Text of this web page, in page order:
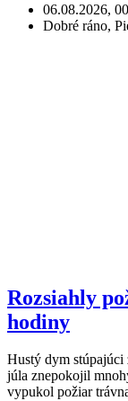
06.08.2026,
Dobré ráno,
Rozsiahly
hodiny
Hustý dym stúpajúci
júla znepokojil
vypukol požiar